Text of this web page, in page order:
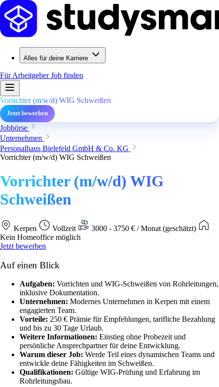
Alles für deine Karriere
Für ArbeitgeberJob finden
Vorrichter (m/w/d) WIG Schweißen
Jetzt bewerben
Jobbörse
Unternehmen
Personalhaus Bielefeld GmbH & Co. KG
Vorrichter (m/w/d) WIG Schweißen
Vorrichter (m/w/d) WIG
Schweißen
Kerpen Vollzeit
3000 - 3750 € / Monat (geschätzt)
Kein Homeoffice möglich
Jetzt bewerben
Auf einen Blick
Aufgaben: Vorrichten und WIG-Schweißen von Rohrleitungen,
inklusive Dokumentation.
Unternehmen: Modernes Unternehmen in Kerpen mit einem
engagierten Team.
Vorteile: 250 € Prämie für Empfehlungen, tarifliche Bezahlung
und bis zu 30 Tage Urlaub.
Weitere Informationen: Einstieg ohne Probezeit und
persönliche Ansprechpartner für deine Entwicklung.
Warum dieser Job: Werde Teil eines dynamischen Teams und
entwickle deine Fähigkeiten im Schweißen.
Qualifikationen: Gültige WIG-Prüfung und Erfahrung im
Rohrleitungsbau.